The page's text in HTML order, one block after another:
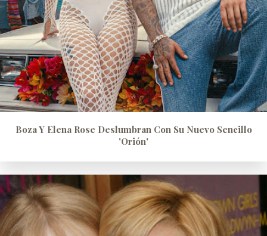
Boza Y Elena Rose Deslumbran Con Su Nuevo Sencillo
'Orión'